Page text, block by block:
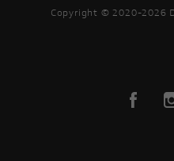
Copyright © 2020-2026